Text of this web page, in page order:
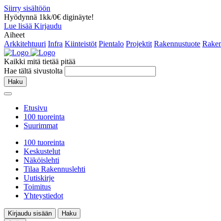
Siirry sisältöön
Hyödynnä 1kk/0€ diginäyte!
Lue lisää Kirjaudu
Aiheet
Arkkitehtuuri Infra Kiinteistöt Pientalo Projektit Rakennustuote
Kaikki mitä tietää pitää
Hae tältä sivustolta
Haku
Etusivu
100 tuoreinta
Suurimmat
100 tuoreinta
Keskustelut
Näköislehti
Tilaa Rakennuslehti
Uutiskirje
Toimitus
Yhteystiedot
Kirjaudu sisään
Haku